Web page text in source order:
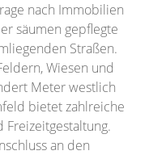
nach Immobilien
säumen gepflegte
Straßen.
Wiesen und
Meter westlich
bietet zahlreiche
an den